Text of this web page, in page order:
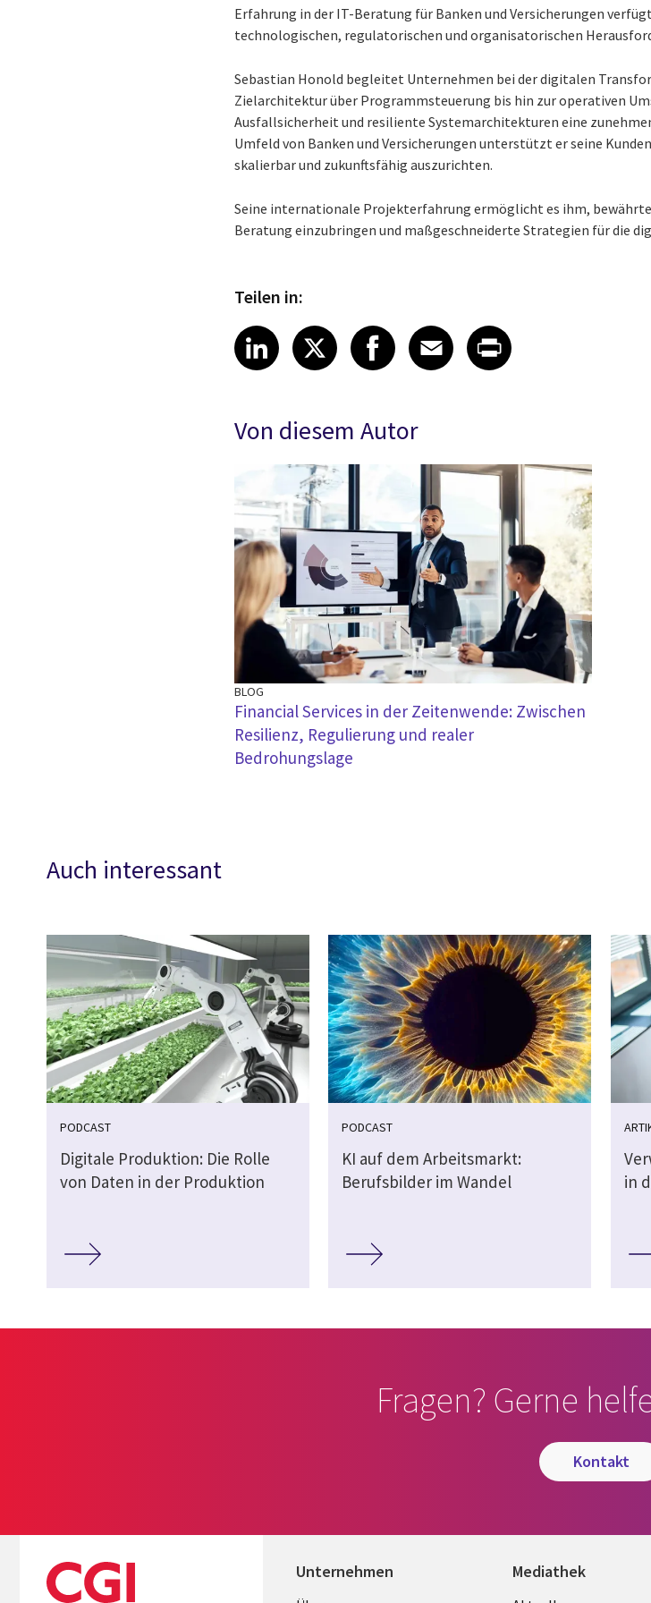
Erfahrung in der IT-Beratung für Banken und Versicherungen
technologischen, regulatorischen und organisatorischen
Sebastian Honold begleitet Unternehmen bei der digitalen
Zielarchitektur über Programmsteuerung bis hin zur operativen
Ausfallsicherheit und resiliente Systemarchitekturen eine
Umfeld von Banken und Versicherungen unterstützt er seine
skalierbar und zukunftsfähig auszurichten.
Seine internationale Projekterfahrung ermöglicht es ihm,
Beratung einzubringen und maßgeschneiderte Strategien für die
Teilen in:
Share article on LinkedIn
LinkedIn
Share article on X
XShare article on Facebook
Facebook
Share article on
Email
Share article
Von diesem Autor
BLOG
Financial Services in der Zeitenwende: Zwischen
Resilienz, Regulierung und realer
Bedrohungslage
Auch interessant
PODCAST
Digitale Produktion: Die Rolle
von Daten in der Produktion
PODCAST
KI auf dem Arbeitsmarkt:
Berufsbilder im Wandel
in
Fragen? Gerne
kontakt
Unternehmen Mediathek